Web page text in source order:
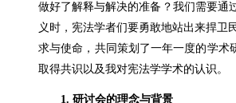
做好了解释与解决的准备？我们需要通
义时，宪法学者们要勇敢地站出来捍卫
求与使命，共同策划了一年一度的学术
取得共识以及我对宪法学学术的认识。
1.研讨会的理念与背景